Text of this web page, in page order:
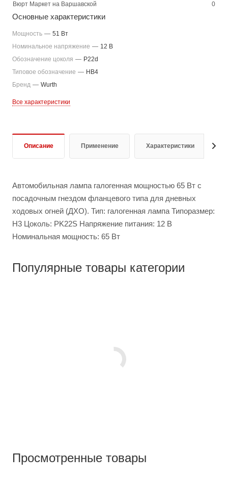
Вюрт Маркет на Варшавской
0
Основные характеристики
Мощность — 51 Вт
Номинальное напряжение — 12 В
Обозначение цоколя — P22d
Типовое обозначение — HB4
Бренд — Wurth
Все характеристики
Описание Применение Характеристики
Автомобильная лампа галогенная мощностью 65 Вт с
посадочным гнездом фланцевого типа для дневных
ходовых огней (ДХО). Тип: галогенная лампа Типоразмер:
H3 Цоколь: PK22S Напряжение питания: 12 В
Номинальная мощность: 65 Вт
Популярные товары категории
Просмотренные товары